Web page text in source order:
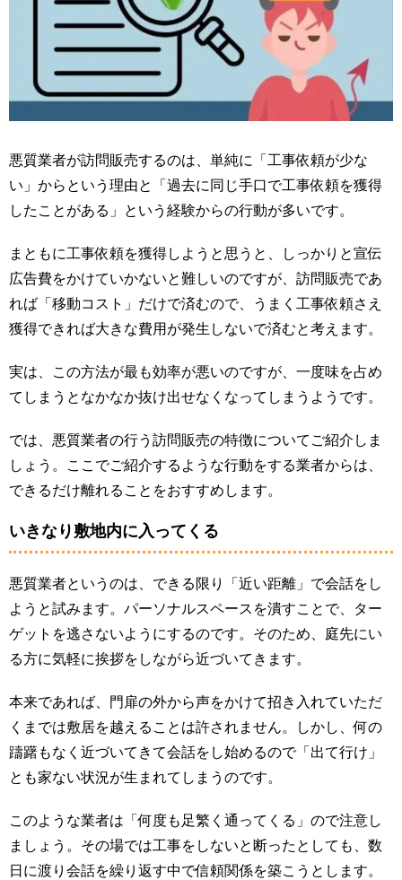
悪質業者が訪問販売するのは、単純に「工事依頼が少な
い」からという理由と「過去に同じ手口で工事依頼を獲得
したことがある」という経験からの行動が多いです。
まともに工事依頼を獲得しようと思うと、しっかりと宣伝
広告費をかけていかないと難しいのですが、訪問販売であ
れば「移動コスト」だけで済むので、うまく工事依頼さえ
獲得できれば大きな費用が発生しないで済むと考えます。
実は、この方法が最も効率が悪いのですが、一度味を占め
てしまうとなかなか抜け出せなくなってしまうようです。
では、悪質業者の行う訪問販売の特徴についてご紹介しま
しょう。ここでご紹介するような行動をする業者からは、
できるだけ離れることをおすすめします。
いきなり敷地内に入ってくる
悪質業者というのは、できる限り「近い距離」で会話をし
ようと試みます。パーソナルスペースを潰すことで、ター
ゲットを逃さないようにするのです。そのため、庭先にい
る方に気軽に挨拶をしながら近づいてきます。
本来であれば、門扉の外から声をかけて招き入れていただ
くまでは敷居を越えることは許されません。しかし、何の
躊躇もなく近づいてきて会話をし始めるので「出て行け」
とも家ない状況が生まれてしまうのです。
このような業者は「何度も足繁く通ってくる」ので注意し
ましょう。その場では工事をしないと断ったとしても、数
日に渡り会話を繰り返す中で信頼関係を築こうとします。